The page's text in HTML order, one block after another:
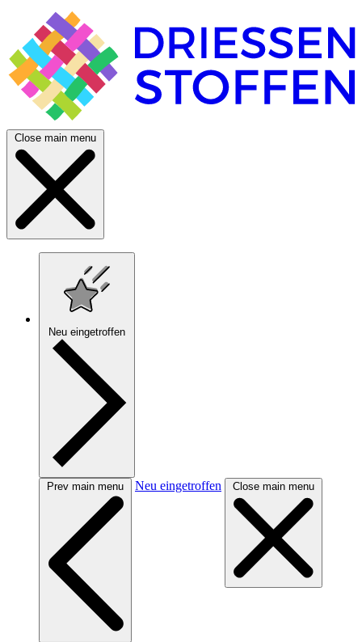
Close main menu
Neu eingetroffen
Prev main menu Neu eingetroffen Close main menu